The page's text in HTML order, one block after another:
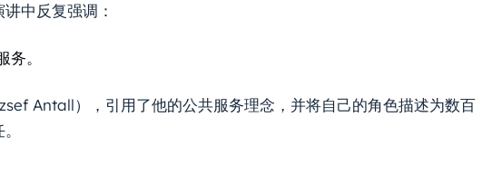
中反复强调：
。
Antall），引用了他的公共服务理念，并将自己的角色描述为数百